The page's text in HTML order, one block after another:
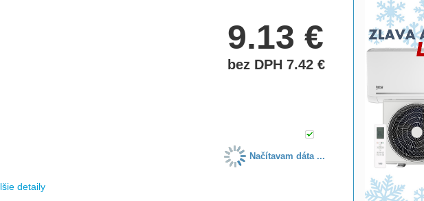
9.13€
bez DPH 7.42€
Načítavam dáta ...
detaily